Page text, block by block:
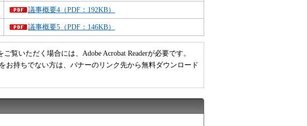
議事概要4（PDF：192KB）
議事概要5（PDF：146KB）
覧いただく場合には、Adobe Acrobat Readerが必要です。
をお持ちでない方は、バナーのリンク先から無料ダウンロード